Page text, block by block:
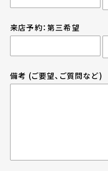
来店予約：第三希望
備考 (ご要望、ご質問など)